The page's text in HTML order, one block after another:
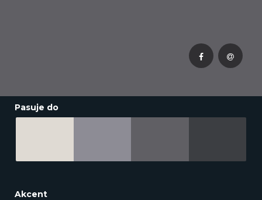
Pasuje do
Akcent